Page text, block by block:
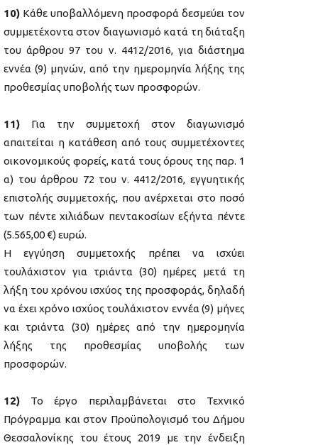
10) Κάθε υποβαλλόμενη προσφορά δεσμεύει τον
συμμετέχοντα στον διαγωνισμό κατά τη διάταξη
του άρθρου 97 του ν. 4412/2016, για διάστημα
εννέα (9) μηνών, από την ημερομηνία λήξης της
προθεσμίας υποβολής των προσφορών.
11) Για την συμμετοχή στον διαγωνισμό
απαιτείται η κατάθεση από τους συμμετέχοντες
οικονομικούς φορείς, κατά τους όρους της παρ. 1
α) του άρθρου 72 του ν. 4412/2016, εγγυητικής
επιστολής συμμετοχής, που ανέρχεται στο ποσό
των πέντε χιλιάδων πεντακοσίων εξήντα πέντε
(5.565,00 €) ευρώ.
Η εγγύηση συμμετοχής πρέπει να ισχύει
τουλάχιστον για τριάντα (30) ημέρες μετά τη
λήξη του χρόνου ισχύος της προσφοράς, δηλαδή
να έχει χρόνο ισχύος τουλάχιστον εννέα (9) μήνες
και τριάντα (30) ημέρες από την ημερομηνία
λήξης της προθεσμίας υποβολής των
προσφορών.
12) Το έργο περιλαμβάνεται στο Τεχνικό
Πρόγραμμα και στον Προϋπολογισμό του Δήμου
Θεσσαλονίκης του έτους 2019 με την ένδειξη